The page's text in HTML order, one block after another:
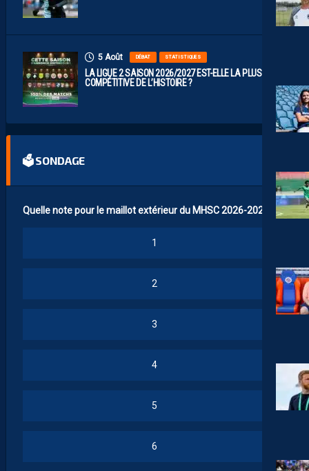
5 Août DÉBAT STATISTIQUES
LA LIGUE 2 SAISON 2026/2027 EST-ELLE LA PLUS
COMPÉTITIVE DE L’HISTOIRE ?
🗳 SONDAGE
Quelle note pour le maillot extérieur du MHSC 2026-2027 ?
1
2
3
4
5
6